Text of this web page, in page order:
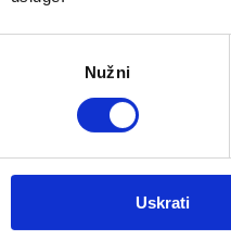
Nužni
Uskrati